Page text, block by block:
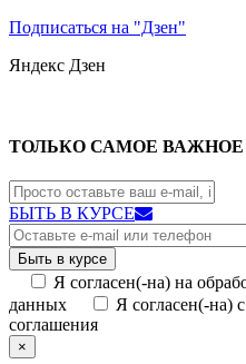
Подписаться на "Дзен"
Яндекс Дзен
ТОЛЬКО САМОЕ ВАЖНОЕ
БЫТЬ В КУРСЕ
Я согласен(-на) на
данных
Я согласен(-на)
соглашения
×